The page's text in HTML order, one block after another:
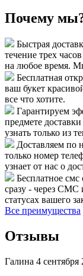
Почему
Быстрая
течение трех
на любое время.
Бесплатная
ваш букет
все что хотите.
Гарантируем
предмете
узнать только из
Доставляем по
только номер
узнает от нас о
Бесплатное смс
сразу - через СМС
статусах вашего
Все преимущества
Отзывы
Галина 4 сентября